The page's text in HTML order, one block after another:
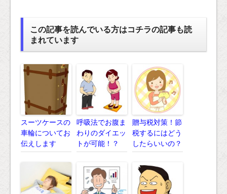
この記事を読んでいる方はコチラの記事も読
まれています
スーツケースの
車輪についてお
伝えします
呼吸法でお腹ま
わりのダイエッ
トが可能！？
贈与税対策！節
税するにはどう
したらいいの？